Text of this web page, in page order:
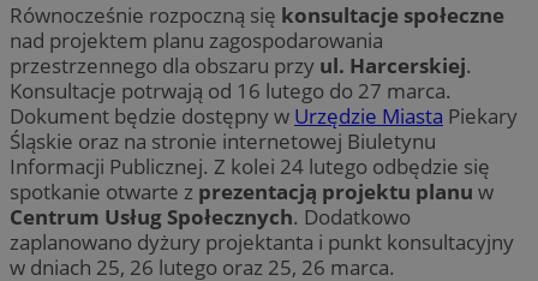
Równocześnie rozpoczną się konsultacje społeczne
nad projektem planu zagospodarowania
przestrzennego dla obszaru przy ul. Harcerskiej.
Konsultacje potrwają od 16 lutego do 27 marca.
Dokument będzie dostępny w Urzędzie Miasta Piekary
Śląskie oraz na stronie internetowej Biuletynu
Informacji Publicznej. Z kolei 24 lutego odbędzie się
spotkanie otwarte z prezentacją projektu planu w
Centrum Usług Społecznych. Dodatkowo
zaplanowano dyżury projektanta i punkt konsultacyjny
w dniach 25, 26 lutego oraz 25, 26 marca.